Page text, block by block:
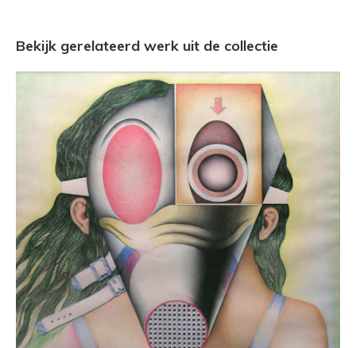
Bekijk gerelateerd werk uit de collectie